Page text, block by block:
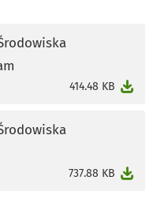
414.48 KB
737.88 KB